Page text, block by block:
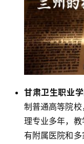
甘肃卫生职业
制普通高等院
理专业多年，
有附属医院和